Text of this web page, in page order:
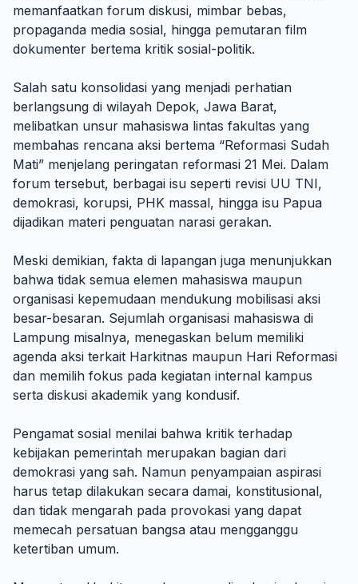
memanfaatkan forum diskusi, mimbar bebas,
propaganda media sosial, hingga pemutaran film
dokumenter bertema kritik sosial-politik.
Salah satu konsolidasi yang menjadi perhatian
berlangsung di wilayah Depok, Jawa Barat,
melibatkan unsur mahasiswa lintas fakultas yang
membahas rencana aksi bertema “Reformasi Sudah
Mati” menjelang peringatan reformasi 21 Mei. Dalam
forum tersebut, berbagai isu seperti revisi UU TNI,
demokrasi, korupsi, PHK massal, hingga isu Papua
dijadikan materi penguatan narasi gerakan.
Meski demikian, fakta di lapangan juga menunjukkan
bahwa tidak semua elemen mahasiswa maupun
organisasi kepemudaan mendukung mobilisasi aksi
besar-besaran. Sejumlah organisasi mahasiswa di
Lampung misalnya, menegaskan belum memiliki
agenda aksi terkait Harkitnas maupun Hari Reformasi
dan memilih fokus pada kegiatan internal kampus
serta diskusi akademik yang kondusif.
Pengamat sosial menilai bahwa kritik terhadap
kebijakan pemerintah merupakan bagian dari
demokrasi yang sah. Namun penyampaian aspirasi
harus tetap dilakukan secara damai, konstitusional,
dan tidak mengarah pada provokasi yang dapat
memecah persatuan bangsa atau mengganggu
ketertiban umum.